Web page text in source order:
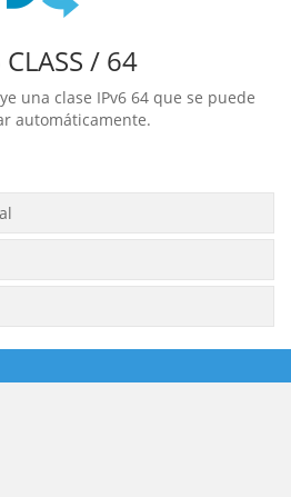
CLASS / 64
una clase IPv6 64 que se puede
automáticamente.